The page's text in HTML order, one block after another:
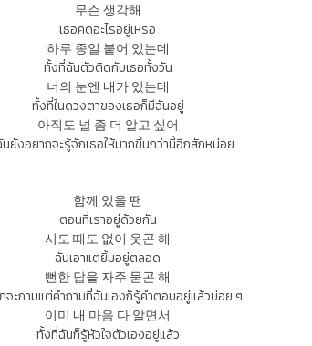
무슨 생각해
เธอคิดอะไรอยู่เหรอ
하루 종일 붙어 있는데
ทั้งที่ฉันตัวติดกับเธอทั้งวัน
너의 눈엔 내가 있는데
ทั้งที่ในดวงตาของเธอก็มีฉันอยู่
아직도 널 좀 더 알고 싶어
ยังอยากจะรู้จักเธอให้มากขึ้นกว่านี้อีกสักหน่อย
함께 있을 땐
ตอนที่เราอยู่ด้วยกัน
시도 때도 없이 웃곤 해
ฉันเอาแต่ยิ้มอยู่ตลอด
뻔한 답을 자주 묻곤 해
จะถามแต่คำถามที่ฉันเองก็รู้คำตอบอยู่แล้วบ่อย ๆ
이미 내 마음 다 알면서
ทั้งที่ฉันก็รู้หัวใจตัวเองอยู่แล้ว